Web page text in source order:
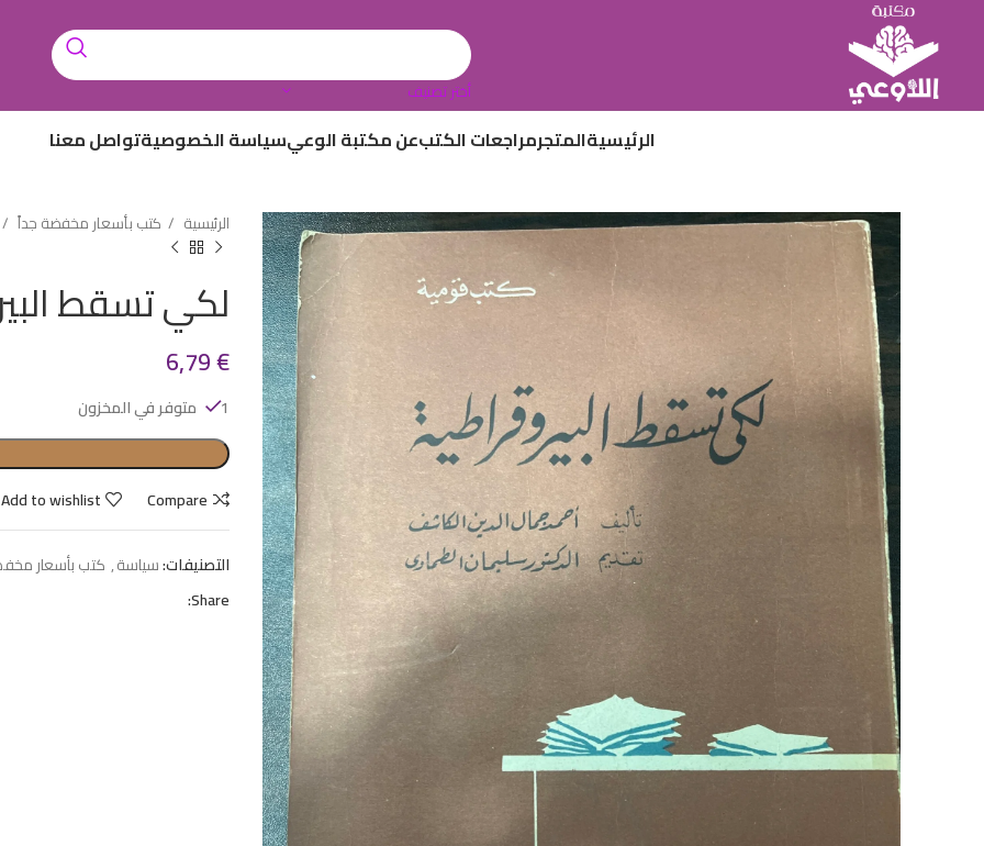
أختر تصنيف
الرئيسيةالمتجرمراجعات الكتبعن مكتبة الوعيسياسة الخصوصيةتواصل معنا
الرئيسية كتب بأسعار مخفضة جداً
لكي تسقط
6,79€
1 متوفر في المخزون
Compare
Add to wishlist
التصنيفات:سياسة, كتب بأسعار
Share: